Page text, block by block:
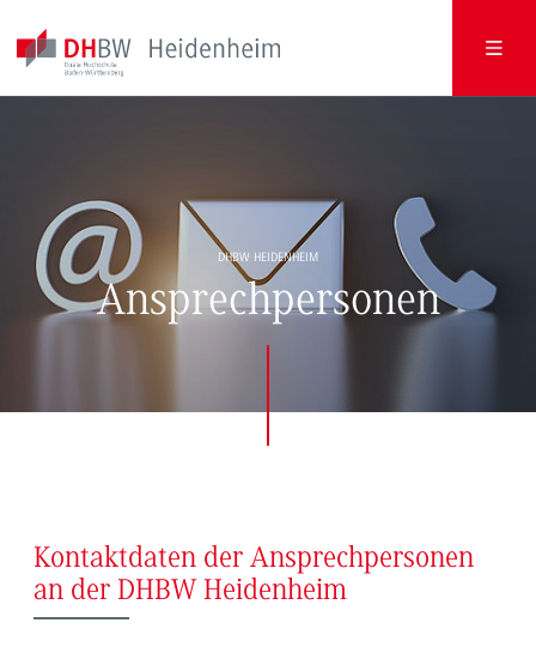
DHBW HEIDENHEIM
Ansprechpersonen
Kontaktdaten der Ansprechpersonen
an der DHBW Heidenheim